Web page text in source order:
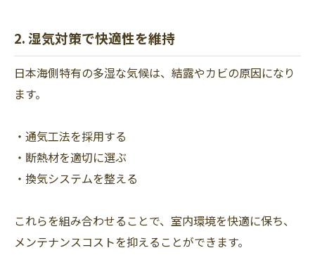
2. 湿気対策で快適性を維持
日本海側特有の多湿な気候は、結露やカビの原因になり
ます。
・通気工法を採用する
・断熱材を適切に選ぶ
・換気システムを整える
これらを組み合わせることで、室内環境を快適に保ち、
メンテナンスコストを抑えることができます。